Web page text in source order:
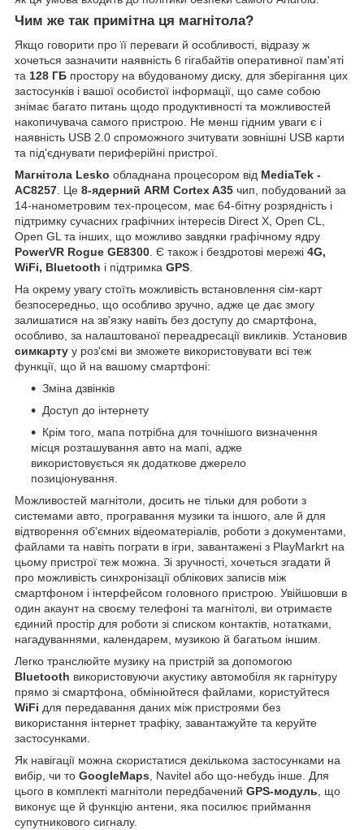
Чим же так примітна ця магнітола?
Якщо говорити про її переваги й особливості, відразу ж
хочеться зазначити наявність 6 гігабайтів оперативної пам'яті
та 128 ГБ простору на вбудованому диску, для зберігання цих
застосунків і вашої особистої інформації, що саме собою
знімає багато питань щодо продуктивності та можливостей
накопичувача самого пристрою. Не менш гідним уваги є і
наявність USB 2.0 спроможного зчитувати зовнішні USB карти
та під'єднувати периферійні пристрої.
Магнітола Lesko обладнана процесором від MediaTek -
AC8257. Це 8-ядерний ARM Cortex A35 чип, побудований за
14-нанометровим тех-процесом, має 64-бітну розрядність і
підтримку сучасних графічних інтересів Direct X, Open CL,
Open GL та інших, що можливо завдяки графічному ядру
PowerVR Rogue GE8300. Є також і бездротові мережі 4G,
WiFi, Bluetooth і підтримка GPS.
На окрему увагу стоїть можливість встановлення сім-карт
безпосередньо, що особливо зручно, адже це дає змогу
залишатися на зв'язку навіть без доступу до смартфона,
особливо, за налаштованої переадресації викликів. Установив
симкарту у роз'ємі ви зможете використовувати всі теж
функції, що й на вашому смартфоні:
Зміна дзвінків
Доступ до інтернету
Крім того, мапа потрібна для точнішого визначення
місця розташування авто на мапі, адже
використовується як додаткове джерело
позиціонування.
Можливостей магнітоли, досить не тільки для роботи з
системами авто, програвання музики та іншого, але й для
відтворення об'ємних відеоматеріалів, роботи з документами,
файлами та навіть пограти в ігри, завантажені з PlayMarkrt на
цьому пристрої теж можна. Зі зручності, хочеться згадати й
про можливість синхронізації облікових записів між
смартфоном і інтерфейсом головного пристрою. Увійшовши в
один акаунт на своєму телефоні та магнітолі, ви отримаєте
єдиний простір для роботи зі списком контактів, нотатками,
нагадуваннями, календарем, музикою й багатьом іншим.
Легко транслюйте музику на пристрій за допомогою
Bluetooth використовуючи акустику автомобіля як гарнітуру
прямо зі смартфона, обмінюйтеся файлами, користуйтеся
WiFi для передавання даних між пристроями без
використання інтернет трафіку, завантажуйте та керуйте
застосунками.
Як навігації можна скористатися декількома застосунками на
вибір, чи то GoogleMaps, Navitel або що-небудь інше. Для
цього в комплекті магнітоли передбачений GPS-модуль, що
виконує ще й функцію антени, яка посилює приймання
супутникового сигналу.